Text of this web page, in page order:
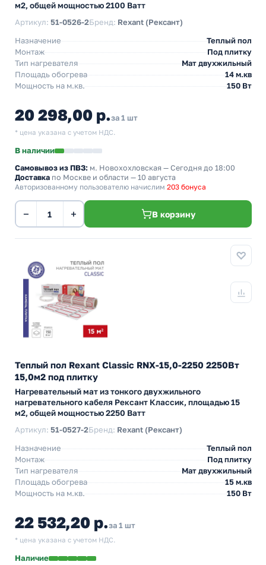
м2, общей мощностью 2100 Ватт
Артикул: 51-0526-2Бренд: Rexant (Рексант)
Назначение
Теплый пол
Монтаж
Под плитку
Тип нагревателя
Мат двухжильный
Площадь обогрева
14 м.кв
Мощность на м.кв.
150 Вт
20 298,00 р.за 1 шт
* цена указана с учетом НДС.
В наличии
Самовывоз из ПВЗ: м. Новохохловская — Сегодня до 18:00
Доставка по Москве и области — 10 августа
Авторизованному пользователю начислим 203 бонуса
− + В корзину
Теплый пол Rexant Classic RNX-15,0-2250 2250Вт
15,0м2 под плитку
Нагревательный мат из тонкого двухжильного
нагревательного кабеля Рексант Классик, площадью 15
м2, общей мощностью 2250 Ватт
Артикул: 51-0527-2Бренд: Rexant (Рексант)
Назначение
Теплый пол
Монтаж
Под плитку
Тип нагревателя
Мат двухжильный
Площадь обогрева
15 м.кв
Мощность на м.кв.
150 Вт
22 532,20 р.за 1 шт
* цена указана с учетом НДС.
Наличие